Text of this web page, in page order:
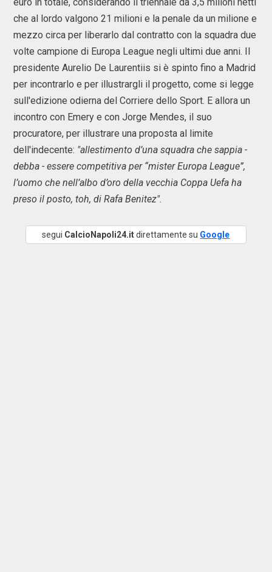
che al lordo valgono 21 milioni e la penale da un milione e
mezzo circa per liberarlo dal contratto con la squadra due
volte campione di Europa League negli ultimi due anni. Il
presidente Aurelio De Laurentiis si è spinto fino a Madrid
per incontrarlo e per illustrargli il progetto, come si legge
sull'edizione odierna del Corriere dello Sport. E allora un
incontro con Emery e con Jorge Mendes, il suo
procuratore, per illustrare una proposta al limite
dell'indecente: "allestimento d’una squadra che sappia -
debba - essere competitiva per “mister Europa League”,
l’uomo che nell’albo d’oro della vecchia Coppa Uefa ha
preso il posto, toh, di Rafa Benitez".
segui CalcioNapoli24.itdirettamente su Google